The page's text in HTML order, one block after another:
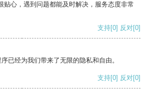
贴心，遇到问题都能及时解决，服务态度非常
支持[0] 反对[0]
已经为我们带来了无限的隐私和自由。
支持[0] 反对[0]